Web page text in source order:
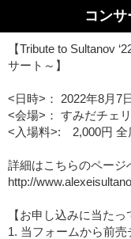
コン
【Tribute to Sultanov
サート～】
<日時>： 2022年8月7
<会場>： すみだチェ
<入場料>: 2,000円 全
詳細はこちらのページ
http://
【お申し込みに当たっ
1. 当フォームから前売